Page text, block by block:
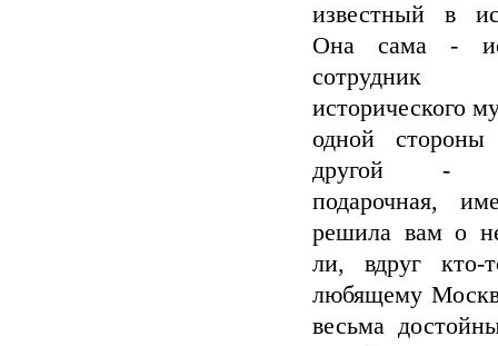
известный в
Она сама -
сотрудник
исторического
одной
другой -
подарочная,
решила вам о
ли, вдруг кто-
любящему
весьма